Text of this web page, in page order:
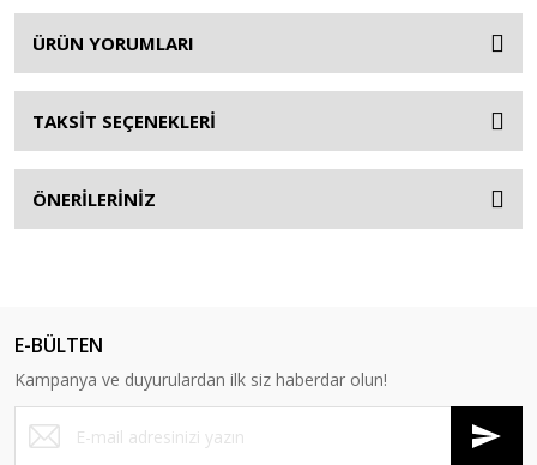
ÜRÜN YORUMLARI
TAKSİT SEÇENEKLERİ
ÖNERİLERİNİZ
E-BÜLTEN
Kampanya ve duyurulardan ilk siz haberdar olun!